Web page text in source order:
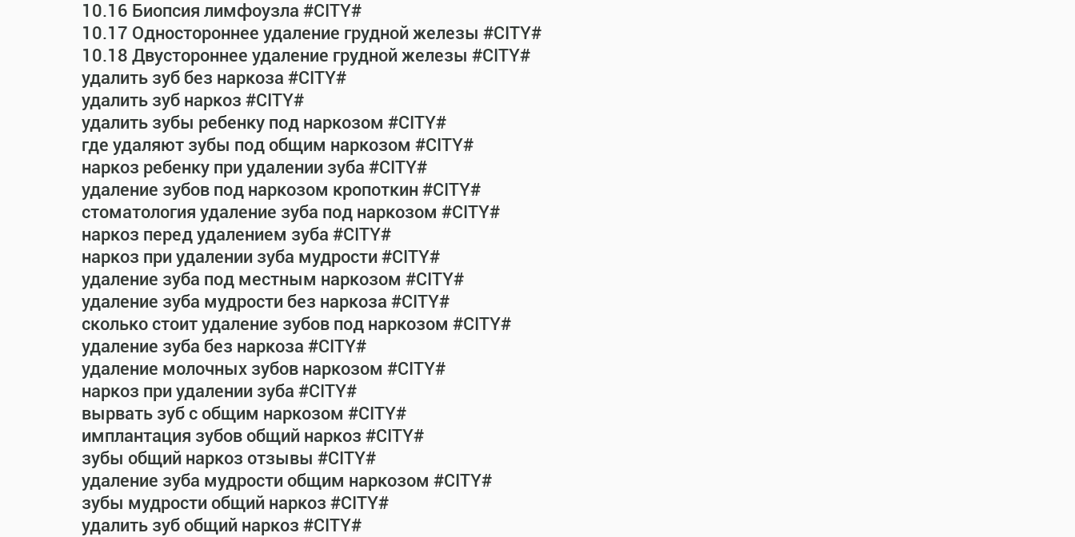
10.16 Биопсия лимфоузла #CITY#
10.17 Одностороннее удаление грудной железы #CITY#
10.18 Двустороннее удаление грудной железы #CITY#
удалить зуб без наркоза #CITY#
удалить зуб наркоз #CITY#
удалить зубы ребенку под наркозом #CITY#
где удаляют зубы под общим наркозом #CITY#
наркоз ребенку при удалении зуба #CITY#
удаление зубов под наркозом кропоткин #CITY#
стоматология удаление зуба под наркозом #CITY#
наркоз перед удалением зуба #CITY#
наркоз при удалении зуба мудрости #CITY#
удаление зуба под местным наркозом #CITY#
удаление зуба мудрости без наркоза #CITY#
сколько стоит удаление зубов под наркозом #CITY#
удаление зуба без наркоза #CITY#
удаление молочных зубов наркозом #CITY#
наркоз при удалении зуба #CITY#
вырвать зуб с общим наркозом #CITY#
имплантация зубов общий наркоз #CITY#
зубы общий наркоз отзывы #CITY#
удаление зуба мудрости общим наркозом #CITY#
зубы мудрости общий наркоз #CITY#
удалить зуб общий наркоз #CITY#